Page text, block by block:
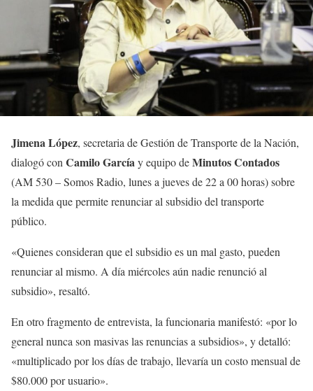
Jimena López, secretaria de Gestión de Transporte de la Nación,
dialogó con Camilo Garcíay equipo deMinutos Contados
(AM 530 – Somos Radio, lunes a jueves de 22 a 00 horas) sobre
la medida que permite renunciar al subsidio del transporte
público.
«Quienes consideran que el subsidio es un mal gasto, pueden
renunciar al mismo. A día miércoles aún nadie renunció al
subsidio», resaltó.
En otro fragmento de entrevista, la funcionaria manifestó: «por lo
general nunca son masivas las renuncias a subsidios», y detalló:
«multiplicado por los días de trabajo, llevaría un costo mensual de
$80.000 por usuario».